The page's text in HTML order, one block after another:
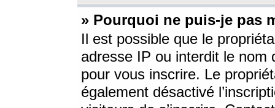
» Pourquoi ne puis-je pas
Il est possible que le
adresse IP ou interdit le nom
pour vous inscrire. Le
également désactivé